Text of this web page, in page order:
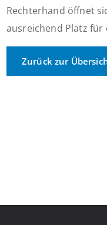
Rechterhand öffnet
ausreichend Platz für
Zurück zur